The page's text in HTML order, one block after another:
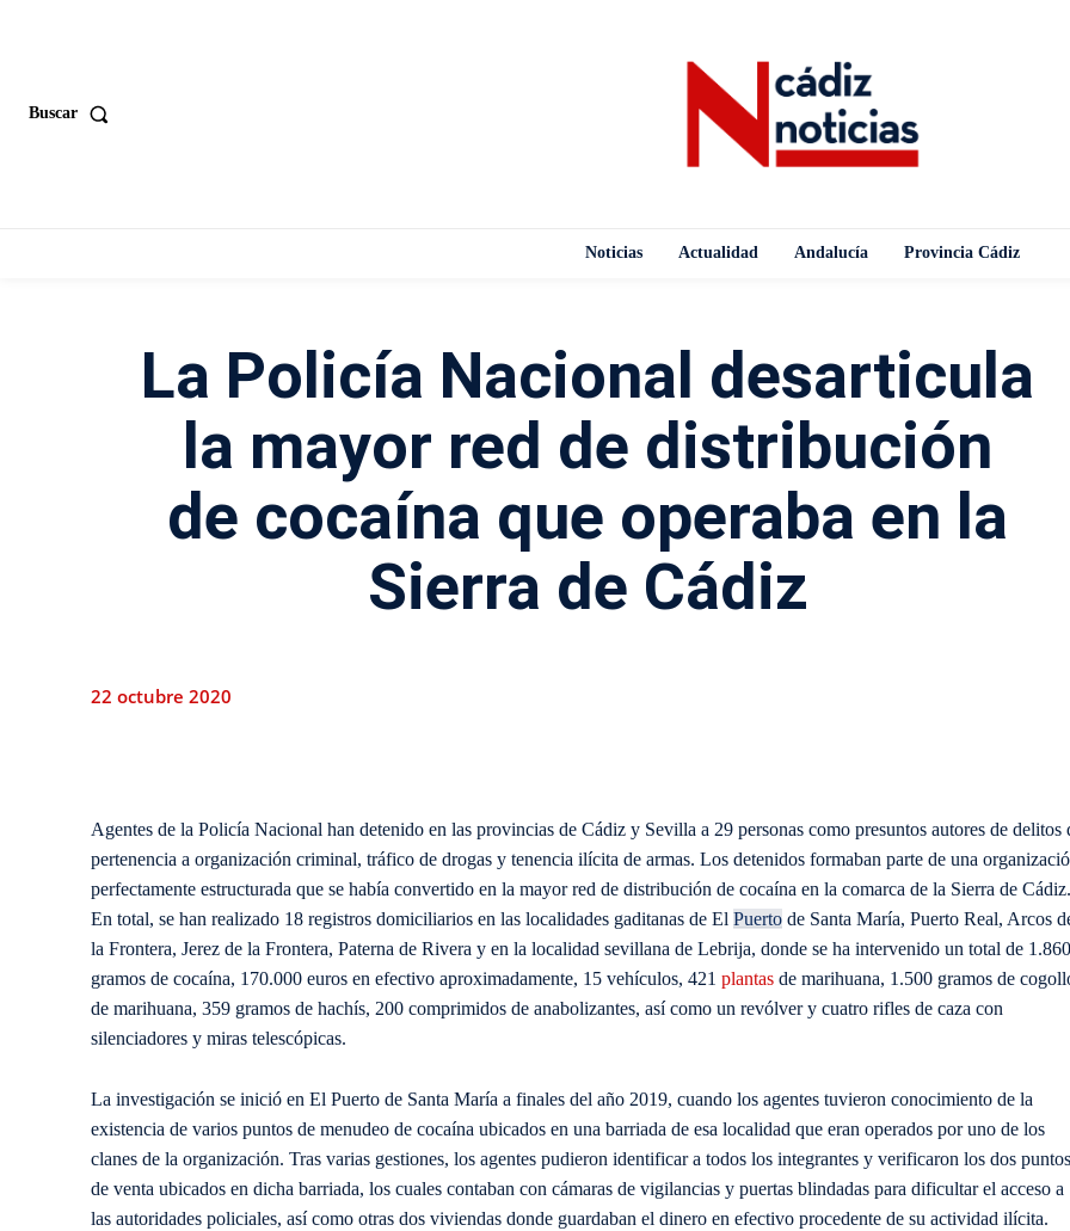
Buscar
Noticias Actualidad Andalucía Provincia Cádiz
La Policía Nacional desarticula
la mayor red de distribución
de cocaína que operaba en la
Sierra de Cádiz
22 octubre 2020
Agentes de la Policía Nacional han detenido en las provincias de Cádiz y Sevilla a 29 personas como presuntos autores de delitos
pertenencia a organización criminal, tráfico de drogas y tenencia ilícita de armas. Los detenidos formaban parte de una
perfectamente estructurada que se había convertido en la mayor red de distribución de cocaína en la comarca de la Sierra de Cádiz.
En total, se han realizado 18 registros domiciliarios en las localidades gaditanas de El Puerto de Santa María, Puerto Real, Arcos
la Frontera, Jerez de la Frontera, Paterna de Rivera y en la localidad sevillana de Lebrija, donde se ha intervenido un total de 1.860
gramos de cocaína, 170.000 euros en efectivo aproximadamente, 15 vehículos, 421 plantas de marihuana, 1.500 gramos de
de marihuana, 359 gramos de hachís, 200 comprimidos de anabolizantes, así como un revólver y cuatro rifles de caza con
silenciadores y miras telescópicas.
La investigación se inició en El Puerto de Santa María a finales del año 2019, cuando los agentes tuvieron conocimiento de la
existencia de varios puntos de menudeo de cocaína ubicados en una barriada de esa localidad que eran operados por uno de los
clanes de la organización. Tras varias gestiones, los agentes pudieron identificar a todos los integrantes y verificaron los dos puntos
de venta ubicados en dicha barriada, los cuales contaban con cámaras de vigilancias y puertas blindadas para dificultar el acceso a
las autoridades policiales, así como otras dos viviendas donde guardaban el dinero en efectivo procedente de su actividad ilícita.